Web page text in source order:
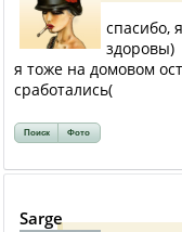
спасибо,
здоровы)
я тоже на домовом
сработались(
Поиск Фото
Sarge